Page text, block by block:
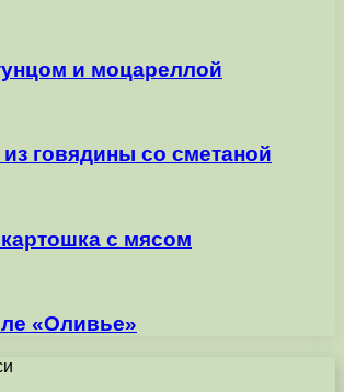
и моцареллой
говядины со сметаной
с мясом
«Оливье»